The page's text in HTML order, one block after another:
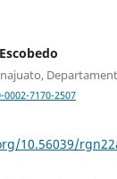
7170-2507
10.56039/